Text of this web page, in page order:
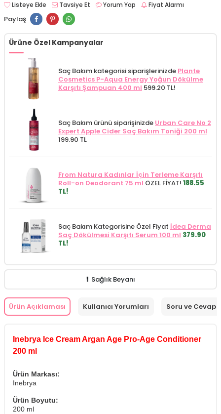
Listeye Ekle Tavsiye Et Yorum Yap Fiyat Alarmı
Paylaş
Ürüne Özel Kampanyalar
Saç Bakım kategorisi siparişlerinizde Plante
Cosmetics P-Aqua Energy Yoğun Dökülme
Karşıtı Şampuan 400 ml 599.20 TL!
Saç Bakım ürünü siparişinizde Urban Care No 2
Expert Apple Cider Saç Bakım Toniği 200 ml
199.90 TL
From Natura Kadınlar İçin Terleme Karşıtı
Roll-on Deodorant 75 ml ÖZEL FİYAT! 188.55
TL!
Saç Bakım Kategorisine Özel Fiyat İdea Derma
Saç Dökülmesi Karşıtı Serum 100 ml 379.90
TL!
Sağlık Beyanı
Ürün Açıklaması Kullanıcı Yorumları Soru ve Cevap
Inebrya Ice Cream Argan Age Pro-Age Conditioner
200 ml
Ürün Markası:
Inebrya
Ürün Boyutu:
200 ml